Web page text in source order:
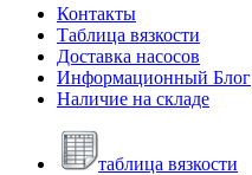
Контакты
Таблица вязкости
Доставка насосов
Информационный Блог
Наличие на складе
таблица вязкости